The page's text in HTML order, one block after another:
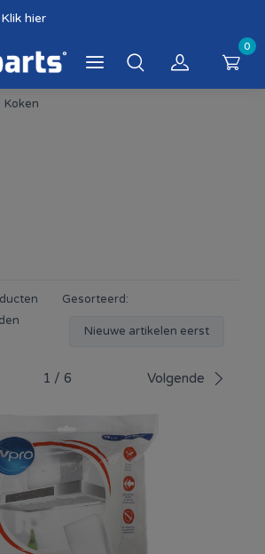
Klik hier
0
Koken
Gesorteerd:
Nieuwe artikelen eerst
1 / 6 Volgende